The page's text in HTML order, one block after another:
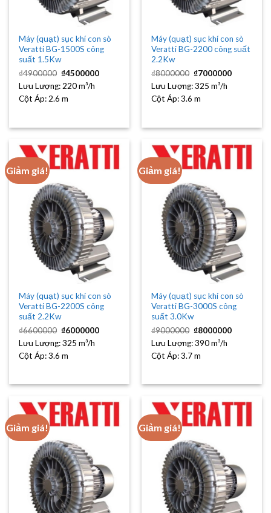
Máy (quạt) sục khí con sò
Veratti BG-1500S công
suất 1.5Kw
₫4900000 Giá
gốc
là:
₫4500000Giá
hiện
Lưu Lượng: 220 m³/h
Cột Áp: 2.6 m
Máy (quạt) sục khí con sò
Veratti BG-2200 công suất
2.2Kw
₫8000000 Giá
gốc
là:
₫7000000Giá
hiện
Lưu Lượng:325 m³/h
Cột Áp:3.6 m
Giảm giá!
Máy (quạt) sục khí con sò
Veratti BG-2200S công
suất 2.2Kw
₫6600000 Giá
gốc
là:
₫6000000Giá
hiện
Lưu Lượng:325 m³/h
Cột Áp:3.6 m
Giảm giá!
Máy (quạt) sục khí con sò
Veratti BG-3000S công
suất 3.0Kw
₫9000000 Giá
gốc
là:
₫8000000Giá
hiện
Lưu Lượng:390 m³/h
Cột Áp:3.7 m
Giảm giá! Giảm giá!